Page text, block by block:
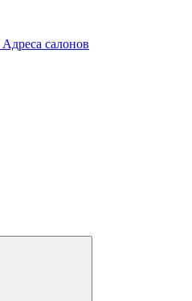
Адреса салонов